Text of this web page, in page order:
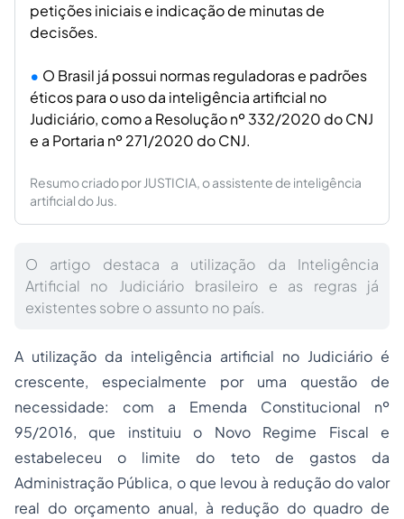
petições iniciais e indicação de minutas de
decisões.
O Brasil já possui normas reguladoras e padrões
éticos para o uso da inteligência artificial no
Judiciário, como a Resolução nº 332/2020 do CNJ
e a Portaria nº 271/2020 do CNJ.
Resumo criado por JUSTICIA, o assistente de inteligência
artificial do Jus.
O artigo destaca a utilização da Inteligência
Artificial no Judiciário brasileiro e as regras já
existentes sobre o assunto no país.
A utilização da inteligência artificial no Judiciário é
crescente, especialmente por uma questão de
necessidade: com a Emenda Constitucional nº
95/2016, que instituiu o Novo Regime Fiscal e
estabeleceu o limite do teto de gastos da
Administração Pública, o que levou à redução do valor
real do orçamento anual, à redução do quadro de